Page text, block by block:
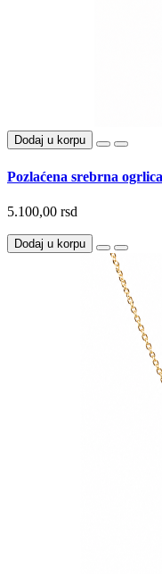
Dodaj u korpu
Pozlaćena srebrna
5.100,00 rsd
Dodaj u korpu